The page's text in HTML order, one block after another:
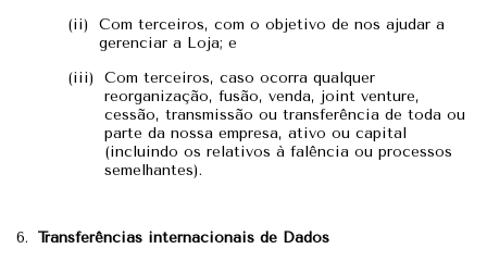
Com terceiros, com o objetivo de nos ajudar a
gerenciar a Loja; e
Com terceiros, caso ocorra qualquer
reorganização, fusão, venda, joint venture,
cessão, transmissão ou transferência de toda ou
parte da nossa empresa, ativo ou capital
(incluindo os relativos à falência ou processos
semelhantes).
Transferências internacionais de Dados